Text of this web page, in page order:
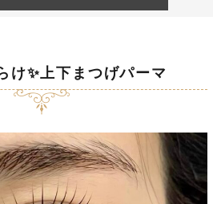
け✨上下まつげパーマ